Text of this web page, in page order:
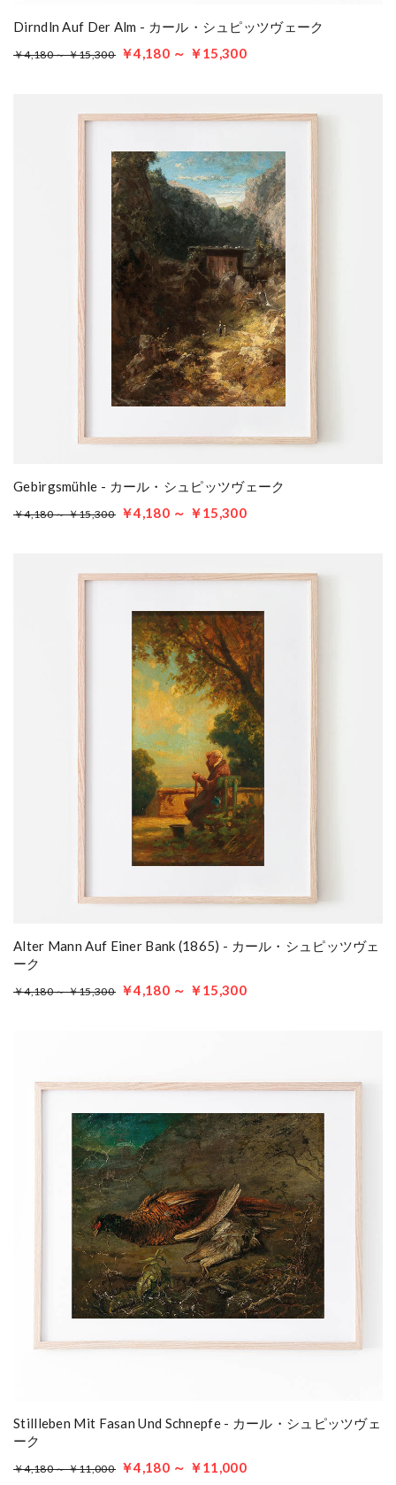
Dirndln Auf Der Alm - カール・シュピッツヴェーク
￥4,180 ～ ￥15,300 ￥4,180 ～ ￥15,300
Gebirgsmühle - カール・シュピッツヴェーク
￥4,180 ～ ￥15,300 ￥4,180 ～ ￥15,300
Alter Mann Auf Einer Bank (1865) - カール・シュピッツヴェ
ーク
￥4,180 ～ ￥15,300 ￥4,180 ～ ￥15,300
Stillleben Mit Fasan Und Schnepfe - カール・シュピッツヴェ
ーク
￥4,180 ～ ￥11,000 ￥4,180 ～ ￥11,000